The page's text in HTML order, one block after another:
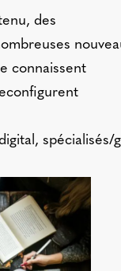
des
connaissent
spécialisés/